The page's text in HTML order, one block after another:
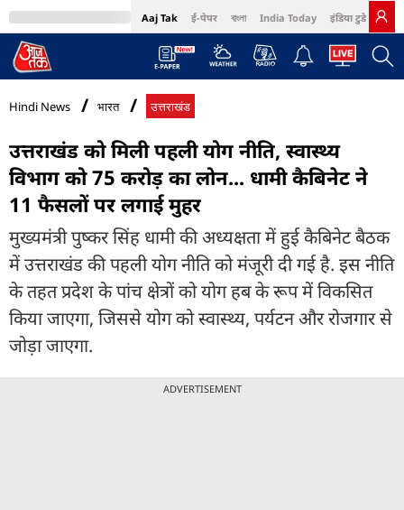
Aaj Tak ई-पेपर বাংলা India Today इंडिया टुडे हिंदी
MumbaiTak Cosmopolitan Harper's Bazaar Northeast
Hindi News भारत उत्तराखंड
उत्तराखंड को मिली पहली योग नीति, स्वास्थ्य
विभाग को 75 करोड़ का लोन... धामी कैबिनेट ने
11 फैसलों पर लगाई मुहर
मुख्यमंत्री पुष्कर सिंह धामी की अध्यक्षता में हुई कैबिनेट बैठक
में उत्तराखंड की पहली योग नीति को मंजूरी दी गई है. इस नीति
के तहत प्रदेश के पांच क्षेत्रों को योग हब के रूप में विकसित
किया जाएगा, जिससे योग को स्वास्थ्य, पर्यटन और रोजगार से
जोड़ा जाएगा.
ADVERTISEMENT